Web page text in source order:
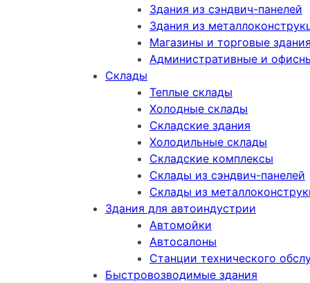
Здания из сэндвич-панелей
Здания из
Магазины и торговые
Административные и
Склады
Теплые склады
Холодные склады
Складские здания
Холодильные склады
Складские комплексы
Склады из сэндвич-панелей
Склады из
Здания для автоиндустрии
Автомойки
Автосалоны
Станции технического
Быстровозводимые здания